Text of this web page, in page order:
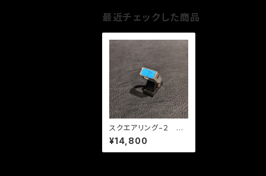
最近チェックした商品
スクエアリング−２ タ
ーコイズ
¥14,800